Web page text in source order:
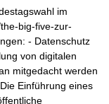
im
big-five-zur-
- Datenschutz
von digitalen
mitgedacht werden
Einführung eines